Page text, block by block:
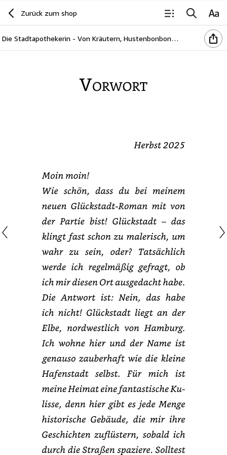
Zurück zum shop
Die Stadtapothekerin - Von Kräutern, Hustenbonbons und der Liebe (Ein Glückstadtroman)
Vorwort
Herbst 2025
Moin
Wie schön, dass du bei meinem
Glückstadt- Roman
der Partie bist! Glückstadt das
klingt fast schon malerisch,
sein, oder? Tatsächlich
ich regelmäßig gefragt, ob
ich diesen Ort ausgedacht habe.
Die Antwort ist: Nein, das habe
ich nicht! Glückstadt liegt der
Elbe, nordwestlich Hamburg.
Ich wohne hier der Name ist
zauberhaft die kleine
Hafenstadt selbst. Für mich ist
meine Heimat eine fantastische Kulisse,
denn hier gibt jede Menge
historische Gebäude, die ihre
Geschichten zuflüstern, sobald ich
durch die Straßen spaziere. Solltest